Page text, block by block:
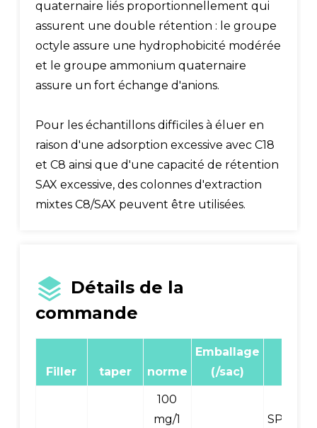
quaternaire liés proportionnellement qui
assurent une double rétention : le groupe
octyle assure une hydrophobicité modérée
et le groupe ammonium quaternaire
assure un fort échange d'anions.
Pour les échantillons difficiles à éluer en
raison d'une adsorption excessive avec C18
et C8 ainsi que d'une capacité de rétention
SAX excessive, des colonnes d'extraction
mixtes C8/SAX peuvent être utilisées.
Détails de la
commande
Filler taper norme
Emballage
(/sac)
100
mg/1